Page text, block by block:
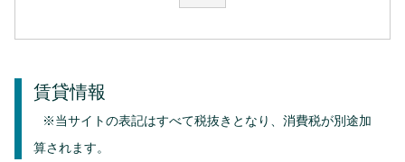
賃貸情報
※当サイトの表記はすべて税抜きとなり、消費税が別途加
算されます。